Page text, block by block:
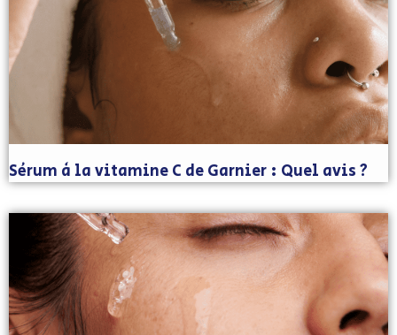
Sérum à la vitamine C de Garnier : Quel avis ?